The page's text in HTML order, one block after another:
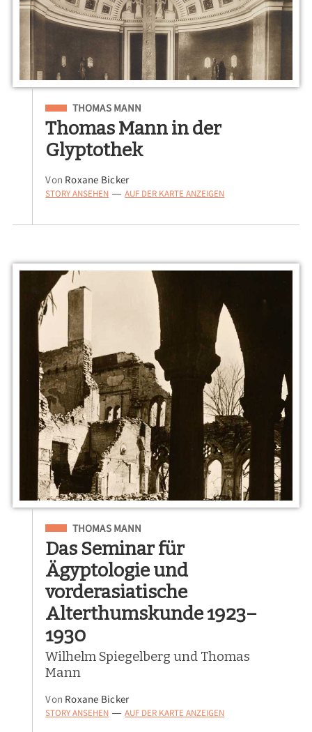
Eingeordnet unter
THOMAS MANN
Thomas Mann in der
Glyptothek
Von Roxane Bicker
STORY ANSEHEN — AUF DER KARTE ANZEIGEN
Eingeordnet unter
THOMAS MANN
Das Seminar für
Ägyptologie und
vorderasiatische
Alterthumskunde 1923–
1930
Wilhelm Spiegelberg und Thomas
Mann
Von Roxane Bicker
STORY ANSEHEN — AUF DER KARTE ANZEIGEN